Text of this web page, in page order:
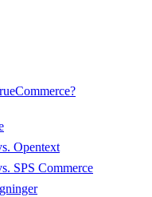
Opentext
SPS Commerce